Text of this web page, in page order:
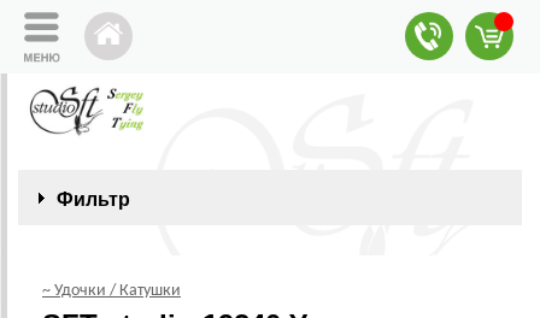
Фильтр
~ Удочки / Катушки